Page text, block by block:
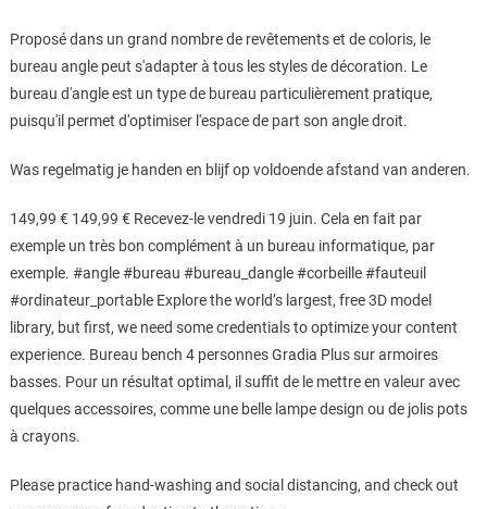
Proposé dans un grand nombre de revêtements et de coloris, le
bureau angle peut s'adapter à tous les styles de décoration. Le
bureau d'angle est un type de bureau particulièrement pratique,
puisqu'il permet d'optimiser l'espace de part son angle droit.
Was regelmatig je handen en blijf op voldoende afstand van anderen.
149,99 € 149,99 € Recevez-le vendredi 19 juin. Cela en fait par
exemple un très bon complément à un bureau informatique, par
exemple. #angle #bureau #bureau_dangle #corbeille #fauteuil
#ordinateur_portable Explore the world’s largest, free 3D model
library, but first, we need some credentials to optimize your content
experience. Bureau bench 4 personnes Gradia Plus sur armoires
basses. Pour un résultat optimal, il suffit de le mettre en valeur avec
quelques accessoires, comme une belle lampe design ou de jolis pots
à crayons.
Please practice hand-washing and social distancing, and check out